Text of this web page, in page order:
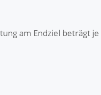
am Endziel beträgt je